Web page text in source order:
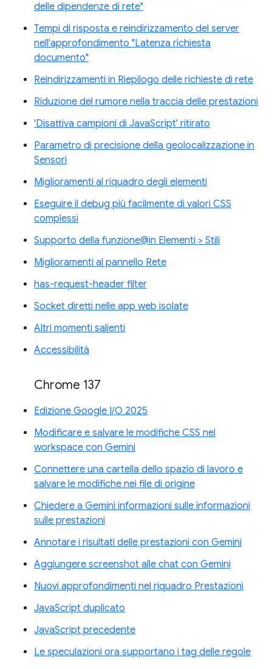
delle dipendenze di rete"
Tempi di risposta e reindirizzamento del server
nell'approfondimento "Latenza richiesta
documento"
Reindirizzamenti in Riepilogo delle richieste di rete
Riduzione del rumore nella traccia delle prestazioni
'Disattiva campioni di JavaScript' ritirato
Parametro di precisione della geolocalizzazione in
Sensori
Miglioramenti al riquadro degli elementi
Eseguire il debug più facilmente di valori CSS
complessi
Supporto della funzione@in Elementi > Stili
Miglioramenti al pannello Rete
has-request-header filter
Socket diretti nelle app web isolate
Altri momenti salienti
Accessibilità
Chrome 137
Edizione Google I/O 2025
Modificare e salvare le modifiche CSS nel
workspace con Gemini
Connettere una cartella dello spazio di lavoro e
salvare le modifiche nei file di origine
Chiedere a Gemini informazioni sulle informazioni
sulle prestazioni
Annotare i risultati delle prestazioni con Gemini
Aggiungere screenshot alle chat con Gemini
Nuovi approfondimenti nel riquadro Prestazioni
JavaScript duplicato
JavaScript precedente
Le speculazioni ora supportano i tag delle regole